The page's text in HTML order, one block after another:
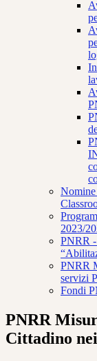
2023/
PNRR
PNRR
servizi
Fondi
PNRR
Cittadino